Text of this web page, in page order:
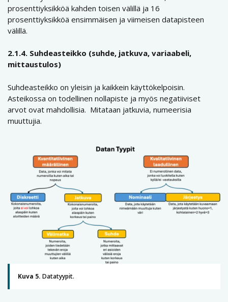
prosenttiyksikköä kahden toisen välillä ja 16
prosenttiyksikköä ensimmäisen ja viimeisen datapisteen
välillä.
2.1.4. Suhdeasteikko (suhde, jatkuva, variaabeli,
mittaustulos)
Suhdeasteikko on yleisin ja kaikkein käyttökelpoisin.
Asteikossa on todellinen nollapiste ja myös negatiiviset
arvot ovat mahdollisia. Mitataan jatkuvia, numeerisia
muuttujia.
Kuva 5. Datatyypit.